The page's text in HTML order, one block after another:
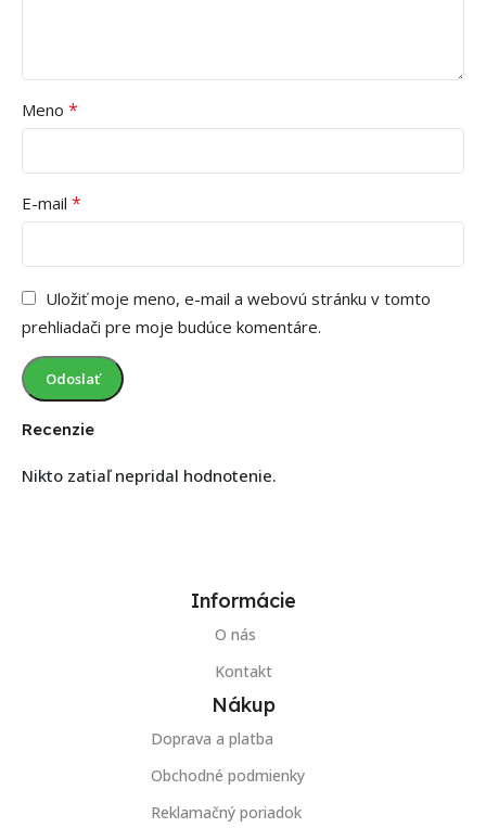
Recenzie
Nikto zatiaľ nepridal hodnotenie.
Meno *
E-mail *
Uložiť moje meno, e-mail a webovú stránku v tomto
prehliadači pre moje budúce komentáre.
Informácie
O nás
Kontakt
Nákup
Doprava a platba
Obchodné podmienky
Reklamačný poriadok